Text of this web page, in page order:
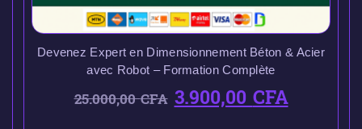
Devenez Expert en Dimensionnement Béton & Acier
avec Robot – Formation Complète
25.000,00CFA 3.900,00CFA